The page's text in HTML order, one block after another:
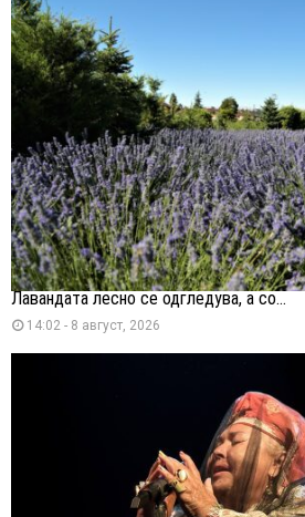
Лавандата лесно се одгледува, а со...
14:02 - 8 август, 2026